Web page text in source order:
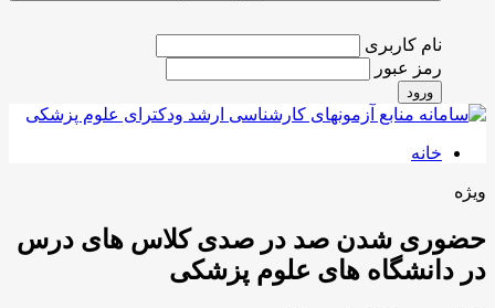
نام کاربری
رمز عبور
ورود
خانه
ویژه
حضوری شدن صد در صدی کلاس های درس
در دانشگاه های علوم پزشکی